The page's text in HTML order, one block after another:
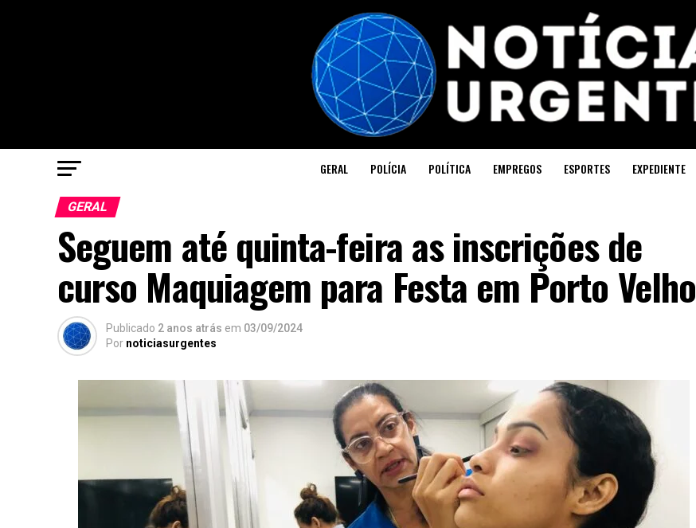
GERAL POLÍCIA POLÍTICA EMPREGOS ESPORTES EXPEDIENTE
GERAL
Seguem até quinta-feira as inscrições de
curso Maquiagem para Festa em Porto Velho
Publicado 2 anos atrás em 03/09/2024
Por noticiasurgentes